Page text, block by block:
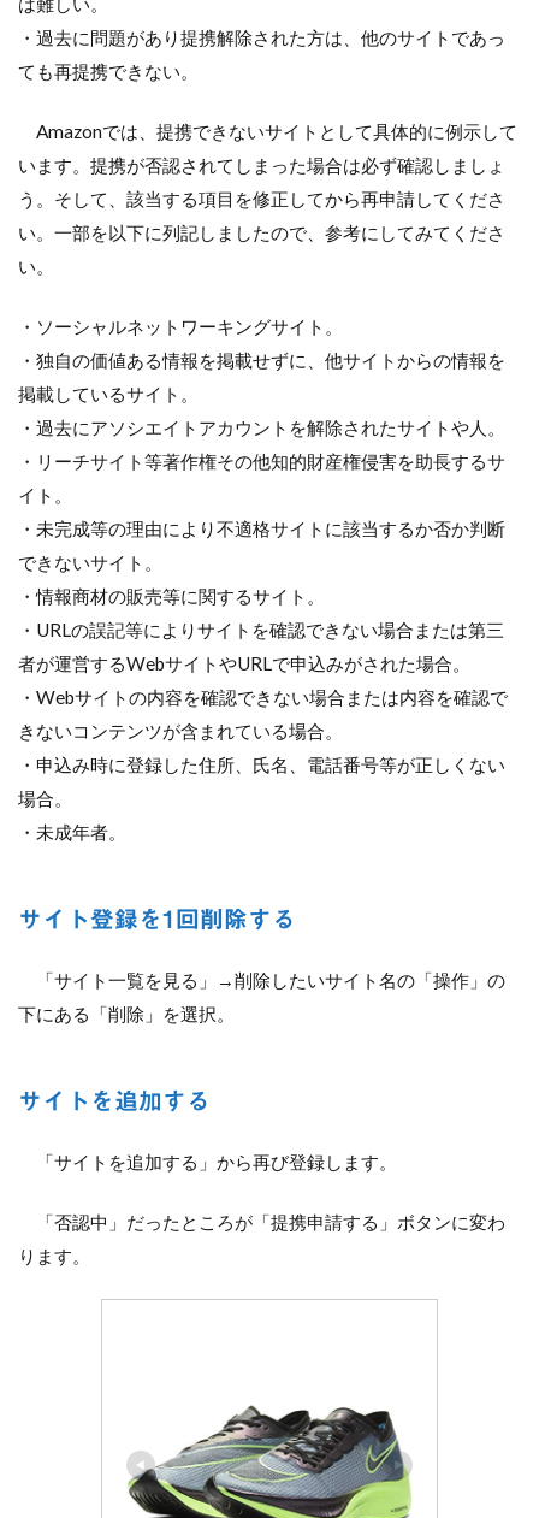
・過去に問題があり提携解除された方は、他のサイトであっ
ても再提携できない。
Amazonでは、提携できないサイトとして具体的に例示して
います。提携が否認されてしまった場合は必ず確認しましょ
う。そして、該当する項目を修正してから再申請してくださ
い。一部を以下に列記しましたので、参考にしてみてくださ
い。
・ソーシャルネットワーキングサイト。
・独自の価値ある情報を掲載せずに、他サイトからの情報を
掲載しているサイト。
・過去にアソシエイトアカウントを解除されたサイトや人。
・リーチサイト等著作権その他知的財産権侵害を助長するサ
イト。
・未完成等の理由により不適格サイトに該当するか否か判断
できないサイト。
・情報商材の販売等に関するサイト。
・URLの誤記等によりサイトを確認できない場合または第三
者が運営するWebサイトやURLで申込みがされた場合。
・Webサイトの内容を確認できない場合または内容を確認で
きないコンテンツが含まれている場合。
・申込み時に登録した住所、氏名、電話番号等が正しくない
場合。
・未成年者。
サイト登録を1回削除する
「サイト一覧を見る」→削除したいサイト名の「操作」の
下にある「削除」を選択。
サイトを追加する
「サイトを追加する」から再び登録します。
「否認中」だったところが「提携申請する」ボタンに変わ
ります。